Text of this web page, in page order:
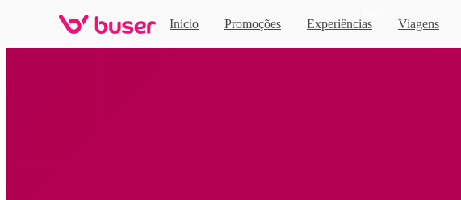
Início Promoções Experiências Viagens
Home